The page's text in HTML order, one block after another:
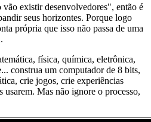
existir desenvolvedores", então é
seus horizontes. Porque logo
própria que isso não passa de uma
física, química, eletrônica,
construa um computador de 8 bits,
crie jogos, crie experiências
usarem. Mas não ignore o processo,